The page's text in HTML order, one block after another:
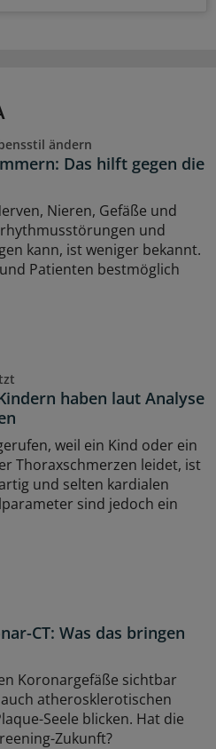
ändern
Das hilft gegen die
Nieren, Gefäße und
und
kann, ist weniger bekannt.
Patienten bestmöglich
haben laut Analyse
weil ein Kind oder ein
Thoraxschmerzen leidet, ist
und selten kardialen
sind jedoch ein
CT: Was das bringen
Koronargefäße sichtbar
atherosklerotischen
Seele blicken. Hat die
Zukunft?